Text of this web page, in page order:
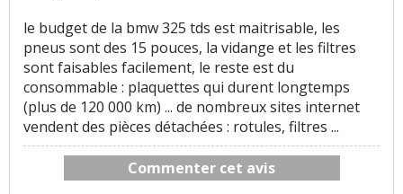
le budget de la bmw 325 tds est maitrisable, les
pneus sont des 15 pouces, la vidange et les filtres
sont faisables facilement, le reste est du
consommable : plaquettes qui durent longtemps
(plus de 120 000 km) ... de nombreux sites internet
vendent des pièces détachées : rotules, filtres ...
Commenter cet avis